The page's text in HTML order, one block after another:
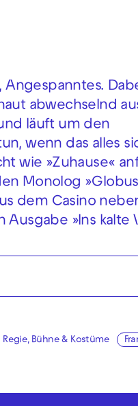
Angespanntes.
abwechselnd
läuft um den
wenn das alles
wie »Zuhause«
Monolog
dem Casino
»Ins kalte
Regie, Bühne & Kostüme